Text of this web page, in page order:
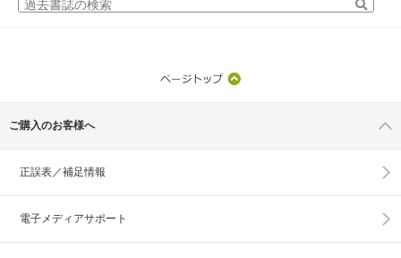
ご購入のお客様へ
正誤表／補足情報
電子メディアサポート